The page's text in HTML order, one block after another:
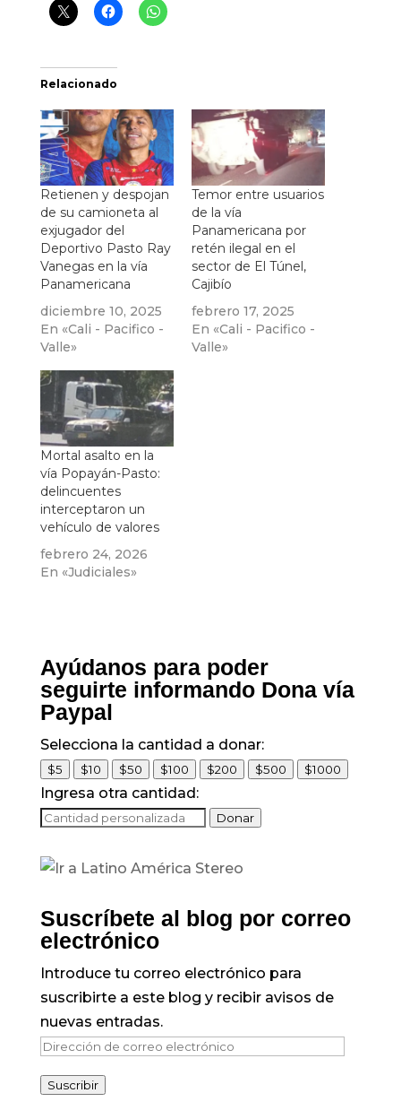
Relacionado
Retienen y despojan
de su camioneta al
exjugador del
Deportivo Pasto Ray
Vanegas en la vía
Panamericana
diciembre 10, 2025
En «Cali - Pacifico -
Valle»
Temor entre usuarios
de la vía
Panamericana por
retén ilegal en el
sector de El Túnel,
Cajibío
febrero 17, 2025
En «Cali - Pacifico -
Valle»
Mortal asalto en la
vía Popayán-Pasto:
delincuentes
interceptaron un
vehículo de valores
febrero 24, 2026
En «Judiciales»
Ayúdanos para poder
seguirte informando Dona vía
Paypal
Selecciona la cantidad a donar:
$5 $10 $50 $100 $200 $500 $1000
Ingresa otra cantidad:
Donar
Suscríbete al blog por correo
electrónico
Introduce tu correo electrónico para
suscribirte a este blog y recibir avisos de
nuevas entradas.
Dirección
correo
Suscribir